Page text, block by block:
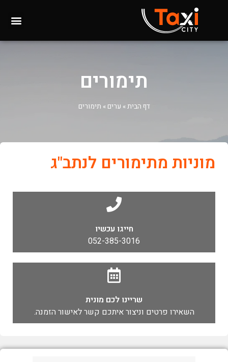
תימורים
דף הבית» ערים » תימורים
מוניות מתימורים לנתב"ג
חייגו עכשיו
052-385-3016
שריינו לכם מונית
השאירו פרטים וניצור איתכם קשר לאישור הזמנה.